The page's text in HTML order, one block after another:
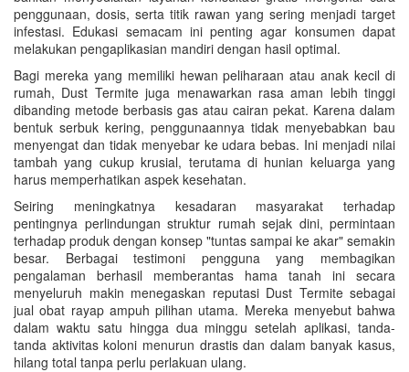
penggunaan, dosis, serta titik rawan yang sering menjadi target
infestasi. Edukasi semacam ini penting agar konsumen dapat
melakukan pengaplikasian mandiri dengan hasil optimal.
Bagi mereka yang memiliki hewan peliharaan atau anak kecil di
rumah, Dust Termite juga menawarkan rasa aman lebih tinggi
dibanding metode berbasis gas atau cairan pekat. Karena dalam
bentuk serbuk kering, penggunaannya tidak menyebabkan bau
menyengat dan tidak menyebar ke udara bebas. Ini menjadi nilai
tambah yang cukup krusial, terutama di hunian keluarga yang
harus memperhatikan aspek kesehatan.
Seiring meningkatnya kesadaran masyarakat terhadap
pentingnya perlindungan struktur rumah sejak dini, permintaan
terhadap produk dengan konsep "tuntas sampai ke akar" semakin
besar. Berbagai testimoni pengguna yang membagikan
pengalaman berhasil memberantas hama tanah ini secara
menyeluruh makin menegaskan reputasi Dust Termite sebagai
jual obat rayap ampuh pilihan utama. Mereka menyebut bahwa
dalam waktu satu hingga dua minggu setelah aplikasi, tanda-
tanda aktivitas koloni menurun drastis dan dalam banyak kasus,
hilang total tanpa perlu perlakuan ulang.